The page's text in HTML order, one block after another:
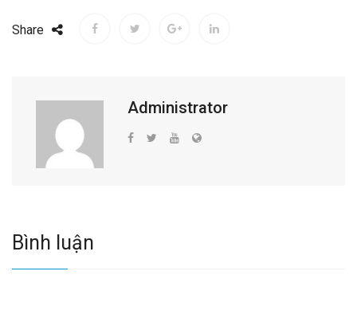
Share
Administrator
Bình luận